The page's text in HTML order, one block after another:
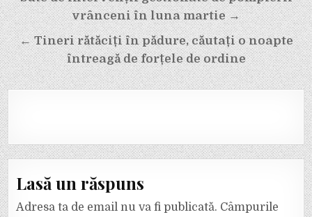
în
articole
vrânceni în luna martie →
← Tineri rătăciți în pădure, căutați o noapte
întreagă de forțele de ordine
Lasă un răspuns
Adresa ta de email nu va fi publicată. Câmpurile